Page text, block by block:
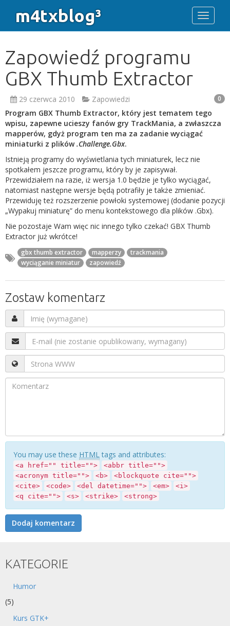
m4txblog³ Toggle
Zapowiedź programu
GBX Thumb Extractor
29 czerwca 2010 Zapowiedzi 0
Program GBX Thumb Extractor, który jest tematem tego
wpisu, zapewne ucieszy fanów gry TrackMania, a zwłaszcza
mapperów, gdyż program ten ma za zadanie wyciągać
miniaturki z plików.Challenge.Gbx.
Istnieją programy do wyświetlania tych miniaturek, lecz nie
spotkałem jeszcze programu, który by je zapisywał.
Przewidziałem na razie, iż wersja 1.0 będzie je tylko wyciągać,
natomiast następne wersje będą potrafiły je także zmieniać.
Przewiduję też rozszerzenie powłoki systemowej (dodanie pozycji
„Wypakuj miniaturę” do menu kontekstowego dla plików .Gbx).
Nie pozostaje Wam więc nic innego tylko czekać! GBX Thumb
Extractor już wkrótce!
gbx thumb extractor mapperzy
trackmania
wyciąganie miniatur
zapowiedź
Zostaw komentarz
You may use these HTMLtags and attributes:
<a href="" title="">
<abbr title="">
<acronym title="">
<b>
<blockquote cite="">
<cite>
<code> <del datetime=""> <em>
<i>
<q cite="">
<s> <strike> <strong>
KATEGORIE
Humor
(5)
Kurs GTK+